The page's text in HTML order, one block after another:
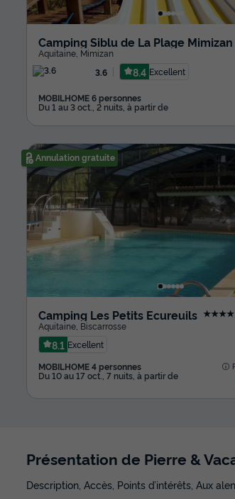
Aquitaine Mimizan
3.6
8.4 Excellent
MOBILHOME 6 personnes
Du 1 au 3 oct., 2 nuits, à partir de
Annulation gratuite
Camping Les Petits Ecureuils ★★★★
Aquitaine Biscarrosse
8.1 Excellent
MOBILHOME 4 personnes
Du 10 au 17 oct., 7 nuits, à partir de
Présentation de Pierre &
Description, Accès, Points d’intérêts, Aux